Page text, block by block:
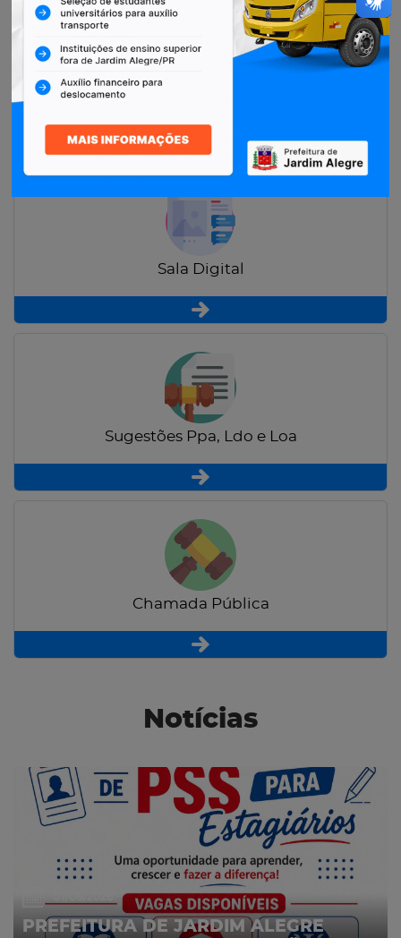
Restituição de Contribuintes
Sala Digital
Sugestões Ppa, Ldo e Loa
Chamada Pública
Notícias
PREFEITURA DE JARDIM ALEGRE